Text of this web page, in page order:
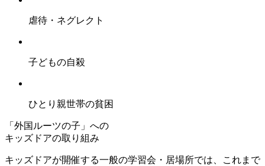
虐待・ネグレクト
子どもの自殺
ひとり親世帯の貧困
「外国ルーツの子」への
キッズドアの取り組み
キッズドアが開催する一般の学習会・居場所では、これまで